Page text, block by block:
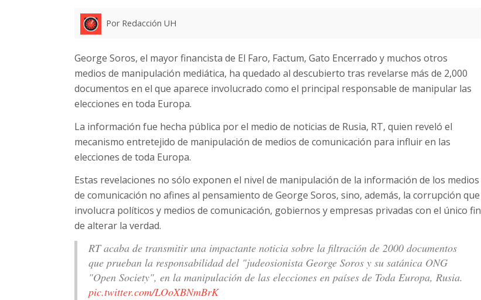
Por Redacción UH
George Soros, el mayor financista de El Faro, Factum, Gato Encerrado y muchos otros
medios de manipulación mediática, ha quedado al descubierto tras revelarse más de 2,000
documentos en el que aparece involucrado como el principal responsable de manipular las
elecciones en toda Europa.
La información fue hecha pública por el medio de noticias de Rusia, RT, quien reveló el
mecanismo entretejido de manipulación de medios de comunicación para influir en las
elecciones de toda Europa.
Estas revelaciones no sólo exponen el nivel de manipulación de la información de los medios
de comunicación no afines al pensamiento de George Soros, sino, además, la corrupción que
involucra políticos y medios de comunicación, gobiernos y empresas privadas con el único fin
de alterar la verdad.
RT acaba de transmitir una impactante noticia sobre la filtración de 2000 documentos
que prueban la responsabilidad del "judeosionista George Soros y su satánica ONG
"Open Society", en la manipulación de las elecciones en países de Toda Europa, Rusia.
pic.twitter.com/LOoXBNmBrK